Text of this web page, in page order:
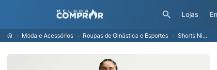
Lojas
Moda e Acessórios Roupas de Ginástica e Esportes Shorts Nike Pro Sem Costura Feminino